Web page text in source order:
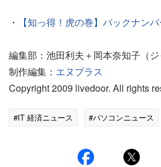
・ 【知っ得！虎の巻】バックナン
編集部：池田利夫＋岡本奈知子（ジ
制作編集： エヌプラス
Copyright 2009 livedoor. All rights
#IT 経済ニュース #パソコンニュース